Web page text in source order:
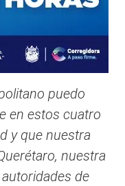
puedo
en estos cuatro
y que nuestra
nuestra
de